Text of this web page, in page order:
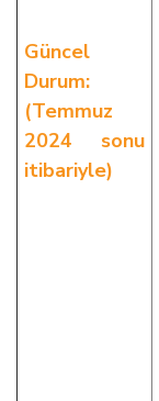
Güncel
Durum:
(Temmuz
2024 sonu
itibariyle)